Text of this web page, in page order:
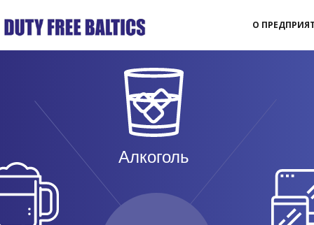
О
Алкоголь